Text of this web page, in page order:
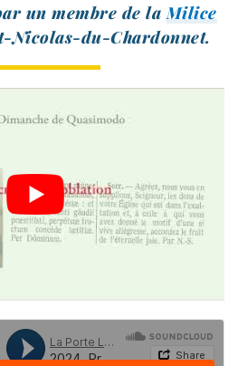
un membre de laMilice
Nicolas-du-Chardonnet.